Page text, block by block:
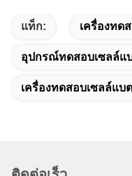
แท็ก: เครื่องทด
อุปกรณ์ทดสอบเซลล์แ
เครื่องทดสอบเซลล์แบ